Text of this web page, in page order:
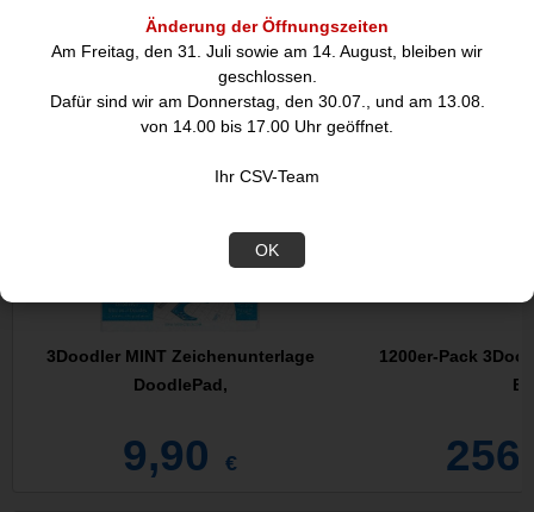
Änderung der Öffnungszeiten
Am Freitag, den 31. Juli sowie am 14. August, bleiben wir
geschlossen.
Dafür sind wir am Donnerstag, den 30.07., und am 13.08.
von 14.00 bis 17.00 Uhr geöffnet.
Ihr CSV-Team
OK
AUCH INTERESSIEREN:
Empfehlung
3Doodler MINT Zeichenunterlage
DoodlePad,
9,90 €
1200er-Pack